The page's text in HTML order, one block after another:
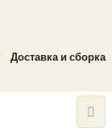
Доставка и сборка